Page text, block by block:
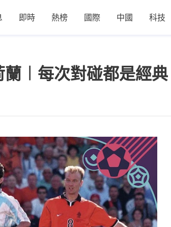
即時 熱榜 國際 中國 科技
蘭︱每次對碰都是經